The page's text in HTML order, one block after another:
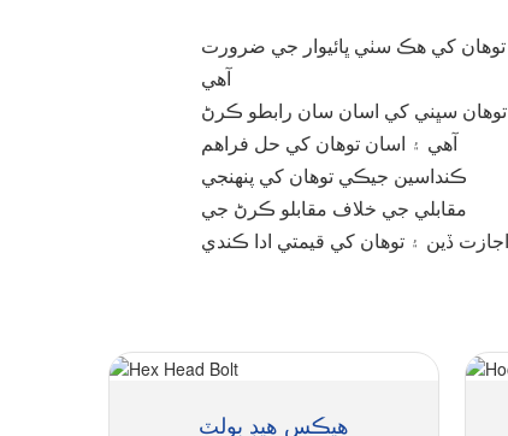
توهان کي هڪ سٺي ڀائيوار جي ضرورت
آهي
توهان سڀني کي اسان سان رابطو ڪرڻ
آهي ۽ اسان توهان کي حل فراهم
ڪنداسين جيڪي توهان کي پنهنجي
مقابلي جي خلاف مقابلو ڪرڻ جي
هيڪس هيڊ بولٽ